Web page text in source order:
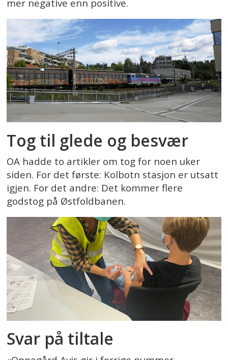
mer negative enn positive.
Tog til glede og besvær
OA hadde to artikler om tog for noen uker
siden. For det første: Kolbotn stasjon er utsatt
igjen. For det andre: Det kommer flere
godstog på Østfoldbanen.
Svar på tiltale